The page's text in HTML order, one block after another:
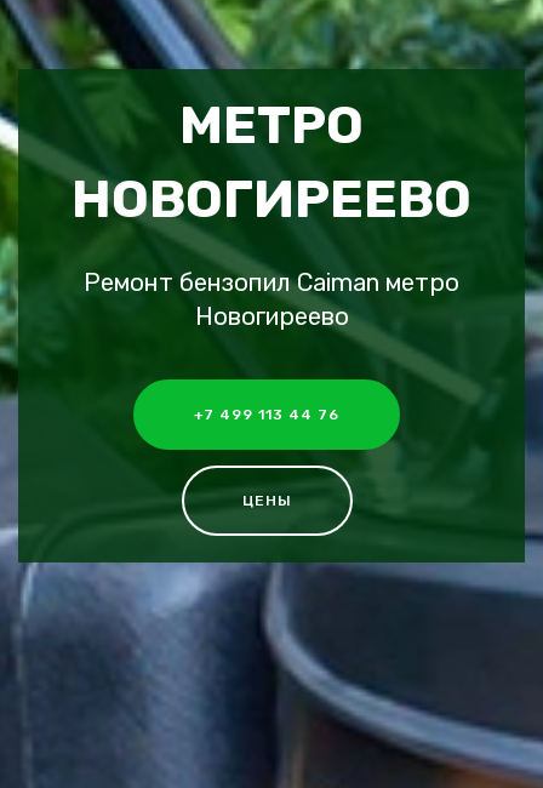
МЕТРО
НОВОГИРЕЕВО
Ремонт бензопил Caiman метро
Новогиреево
+7 499 113 44 76
ЦЕНЫ